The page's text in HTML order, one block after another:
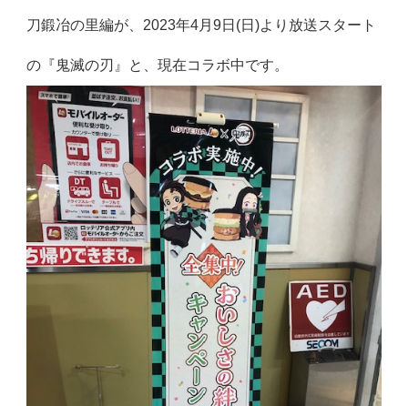
刀鍛冶の里編が、2023年4月9日(日)より放送スタート
の『鬼滅の刃』と、現在コラボ中です。